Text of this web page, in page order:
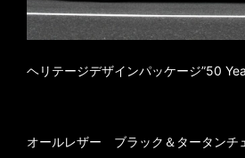
ヘリテージデザインパッケージ”50
オールレザー ブラック＆タータンチ